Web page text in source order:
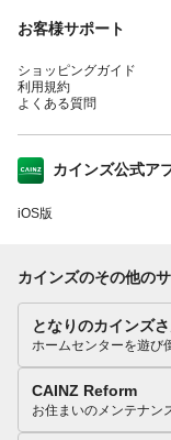
お客様サポート
ショッピングガイド
利用規約
よくある質問
カインズ公式ア
iOS版
カインズのその他の
となりのカインズ
ホームセンターを遊び
CAINZ Reform
お住まいのメンテナン